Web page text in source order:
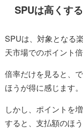
SPUは高くす
SPUは、対象となる
天市場でのポイント
倍率だけを見ると、
ほうが得に感じます。
しかし、ポイントを
すると、支払額のほ